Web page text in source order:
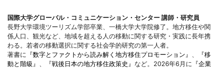
国際大学グローバル・コミュニケーション・センター 講師・研究員
長野大学環境ツーリズム学部卒業、一橋大学大学院修了。地方移住や関
係人口、観光など、地域を超える人の移動に関する研究・実践に長年携
わる。若者の移動選択に関する社会学的研究の第一人者。
著書に
『数字とファクトから読み解く地方移住プロモーション』
『移
動と階級』
『戦後日本の地方移住政策史』 など。2026年6月に
『企業